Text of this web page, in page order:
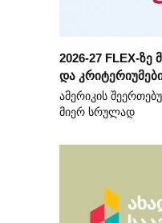
2026-27 FLEX-ზე
და
ამერიკის
მიერ სრულად